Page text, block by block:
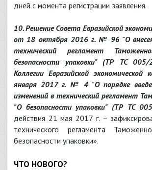
дней с момента регистрации заявления.
10. Решение Совета Евразийской
от 18 октября 2016 г. № 96 "О
технический регламент
безопасности упаковки" (ТР ТС 005/
Коллегии Евразийской
января 2017 г. № 4 "О порядке
изменений в технический регламент
"О безопасности упаковки" (ТР ТС
действия 21 мая 2017 г. –
технического регламента
безопасности упаковки».
ЧТО НОВОГО?